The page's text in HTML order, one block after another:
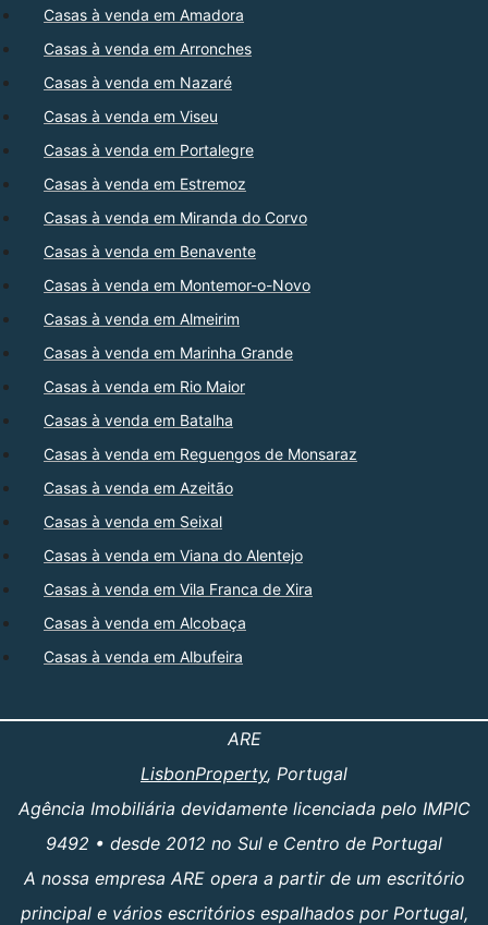
Casas à venda em Amadora
Casas à venda em Arronches
Casas à venda em Nazaré
Casas à venda em Viseu
Casas à venda em Portalegre
Casas à venda em Estremoz
Casas à venda em Miranda do Corvo
Casas à venda em Benavente
Casas à venda em Montemor-o-Novo
Casas à venda em Almeirim
Casas à venda em Marinha Grande
Casas à venda em Rio Maior
Casas à venda em Batalha
Casas à venda em Reguengos de Monsaraz
Casas à venda em Azeitão
Casas à venda em Seixal
Casas à venda em Viana do Alentejo
Casas à venda em Vila Franca de Xira
Casas à venda em Alcobaça
Casas à venda em Albufeira
ARE
LisbonProperty, Portugal
Agência Imobiliária devidamente licenciada pelo IMPIC
9492 • desde 2012 no Sul e Centro de Portugal
A nossa empresa ARE opera a partir de um escritório
principal e vários escritórios espalhados por Portugal,